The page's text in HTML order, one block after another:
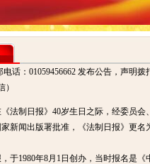
话：01059456662 发布公告，声明拨
）
法制日报》40岁生日之际，经委员会、
新闻出版署批准，《法制日报》更名
于1980年8月1日创办，当时报名是《